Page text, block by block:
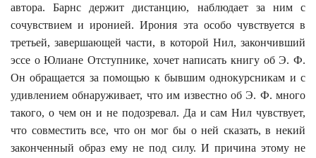
автора. Барнс держит дистанцию, наблюдает за ним с
сочувствием и иронией. Ирония эта особо чувствуется в
третьей, завершающей части, в которой Нил, закончивший
эссе о Юлиане Отступнике, хочет написать книгу об Э. Ф.
Он обращается за помощью к бывшим однокурсникам и с
удивлением обнаруживает, что им известно об Э. Ф. много
такого, о чем он и не подозревал. Да и сам Нил чувствует,
что совместить все, что он мог бы о ней сказать, в некий
законченный образ ему не под силу. И причина этому не